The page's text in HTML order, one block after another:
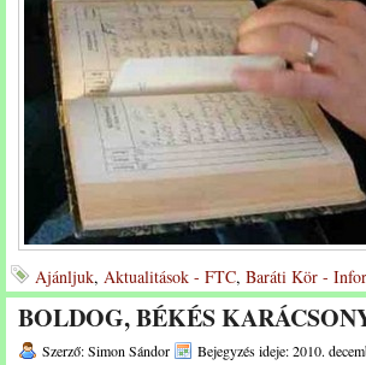
Ajánljuk, Aktualitások - FTC, Baráti Kör -
BOLDOG, BÉKÉS
Szerző: Simon Sándor Bejegyzés ideje: 2010.